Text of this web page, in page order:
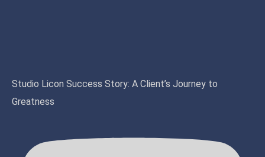
Studio Licon Success Story: A Client’s Journey to
Greatness